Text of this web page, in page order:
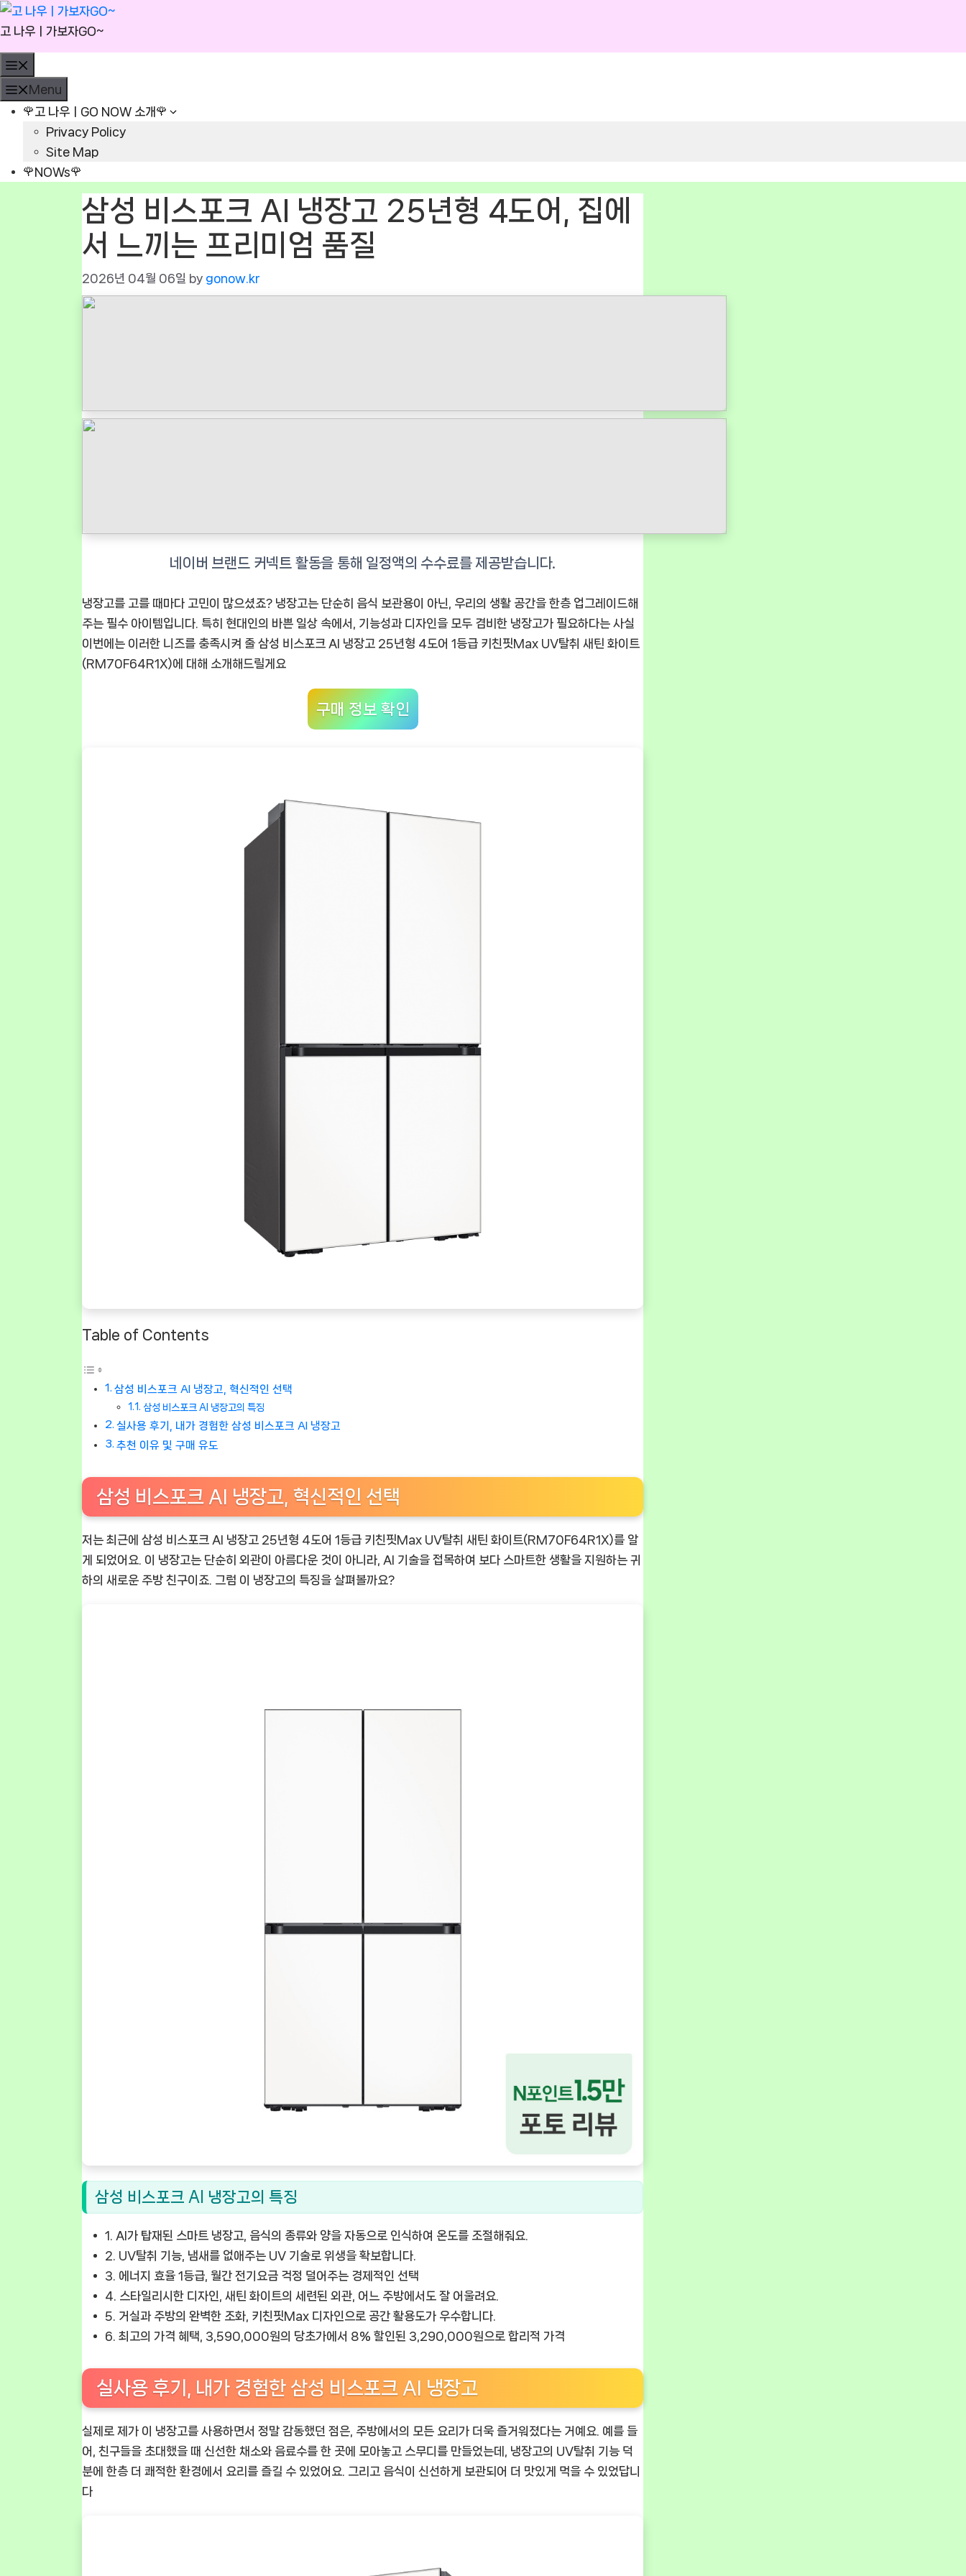
Skip
to
content
고 나우ㅣ가보자GO~
Menu
🌹고 나우ㅣGO NOW 소개🌹
Privacy Policy
Site Map
🌹NOWs🌹
삼성 비스포크 AI 냉장고 25년형 4도어, 집에
서 느끼는 프리미엄 품질
2026년 04월 06일 by gonow.kr
냉장고를 고를 때마다 고민이 많으셨죠? 냉장고는 단순히 음식 보관용이 아닌, 우리의 생활 공간을 한층 업그레이드해
주는 필수 아이템입니다. 특히 현대인의 바쁜 일상 속에서, 기능성과 디자인을 모두 겸비한 냉장고가 필요하다는 사실
이번에는 이러한 니즈를 충족시켜 줄 삼성 비스포크 AI 냉장고 25년형 4도어 1등급 키친핏Max UV탈취 새틴 화이트
(RM70F64R1X)에 대해 소개해드릴게요
구매 정보 확인
Table of Contents
삼성 비스포크 AI 냉장고, 혁신적인 선택
삼성 비스포크 AI 냉장고의 특징
실사용 후기, 내가 경험한 삼성 비스포크 AI 냉장고
추천 이유 및 구매 유도
삼성 비스포크 AI 냉장고, 혁신적인 선택
저는 최근에 삼성 비스포크 AI 냉장고 25년형 4도어 1등급 키친핏Max UV탈취 새틴 화이트(RM70F64R1X)를 알
게 되었어요. 이 냉장고는 단순히 외관이 아름다운 것이 아니라, AI 기술을 접목하여 보다 스마트한 생활을 지원하는 귀
하의 새로운 주방 친구이죠. 그럼 이 냉장고의 특징을 살펴볼까요?
삼성 비스포크 AI 냉장고의 특징
1. AI가 탑재된 스마트 냉장고 , 음식의 종류와 양을 자동으로 인식하여 온도를 조절해줘요.
2. UV탈취 기능 , 냄새를 없애주는 UV 기술로 위생을 확보합니다.
3. 에너지 효율 1등급 , 월간 전기요금 걱정 덜어주는 경제적인 선택
4. 스타일리시한 디자인 , 새틴 화이트의 세련된 외관, 어느 주방에서도 잘 어울려요.
5. 거실과 주방의 완벽한 조화 , 키친핏Max 디자인으로 공간 활용도가 우수합니다.
6. 최고의 가격 혜택 , 3,590,000원의 당초가에서 8% 할인된 3,290,000원으로 합리적 가격
실사용 후기, 내가 경험한 삼성 비스포크 AI 냉장고
실제로 제가 이 냉장고를 사용하면서 정말 감동했던 점은, 주방에서의 모든 요리가 더욱 즐거워졌다는 거예요. 예를 들
어, 친구들을 초대했을 때 신선한 채소와 음료수를 한 곳에 모아놓고 스무디를 만들었는데, 냉장고의 UV탈취 기능 덕
분에 한층 더 쾌적한 환경에서 요리를 즐길 수 있었어요. 그리고 음식이 신선하게 보관되어 더 맛있게 먹을 수 있었답니
다